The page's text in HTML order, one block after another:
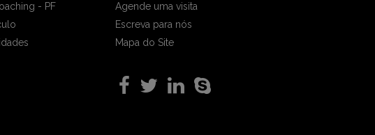
- PF
Agende uma visita
Escreva para nós
Mapa do Site